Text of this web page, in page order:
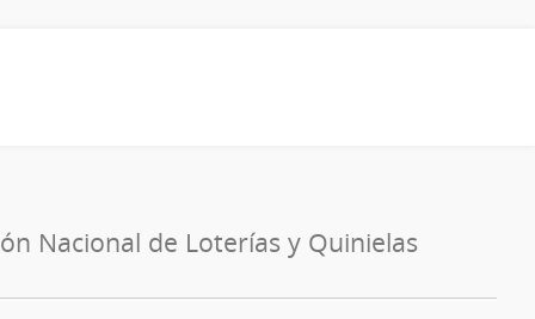
Nacional de Loterías y Quinielas